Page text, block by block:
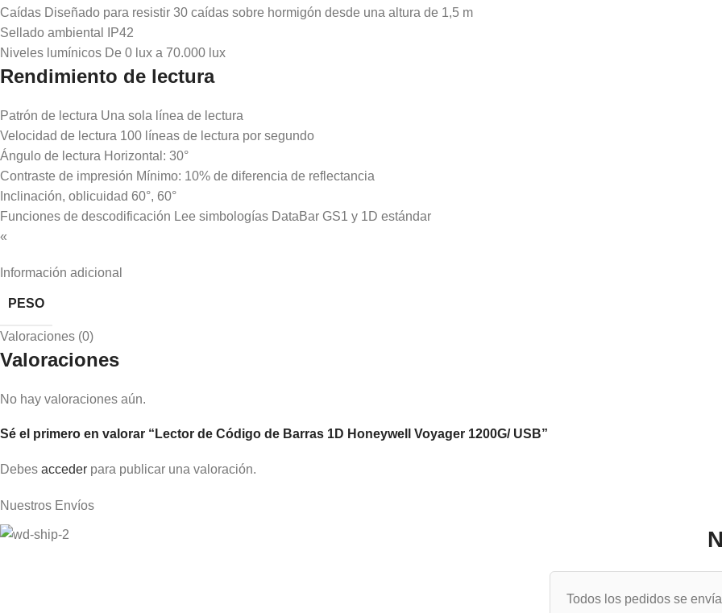
Caídas Diseñado para resistir 30 caídas sobre hormigón desde una altura de 1,5 m
Sellado ambiental IP42
Niveles lumínicos De 0 lux a 70.000 lux
Rendimiento de lectura
Patrón de lectura Una sola línea de lectura
Velocidad de lectura 100 líneas de lectura por segundo
Ángulo de lectura Horizontal: 30°
Contraste de impresión Mínimo: 10% de diferencia de reflectancia
Inclinación, oblicuidad 60°, 60°
Funciones de descodificación Lee simbologías DataBar GS1 y 1D estándar
«
Información adicional
PESO
Valoraciones (0)
Valoraciones
No hay valoraciones aún.
Sé el primero en valorar “Lector de Código de Barras 1D Honeywell Voyager 1200G/ USB”
Debes acceder para publicar una valoración.
Nuestros Envíos
Todos los pedidos se